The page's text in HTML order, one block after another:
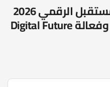
كود خصم المستقبل الرقمي 2026
اكواد حصرية وفعالة Digital Future